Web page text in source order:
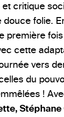
critique
folie.
première
cette
vers
du
!
Stéphane